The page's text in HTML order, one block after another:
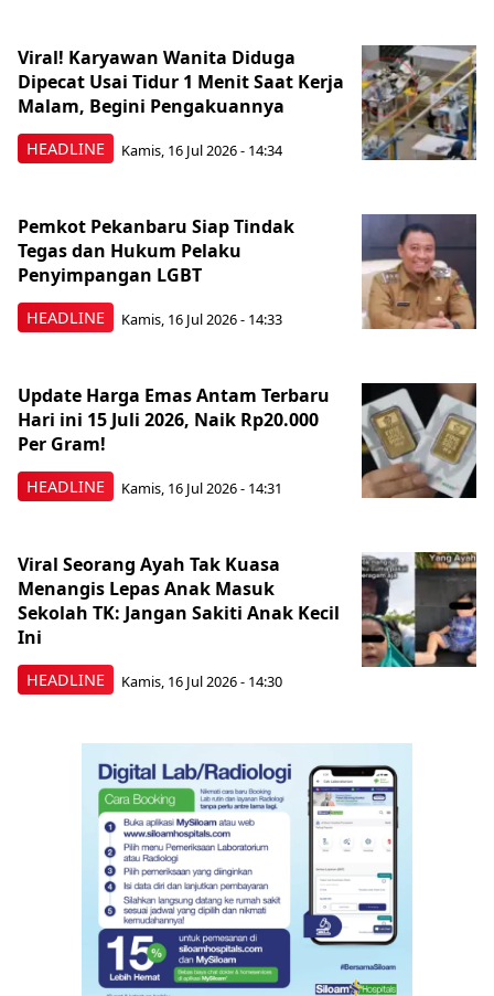
HEADLINE
Viral! Karyawan Wanita Diduga
Dipecat Usai Tidur 1 Menit Saat Kerja
Malam, Begini Pengakuannya
Kamis, 16 Jul 2026 - 14:34
HEADLINE
Pemkot Pekanbaru Siap Tindak
Tegas dan Hukum Pelaku
Penyimpangan LGBT
Kamis, 16 Jul 2026 - 14:33
HEADLINE
Update Harga Emas Antam Terbaru
Hari ini 15 Juli 2026, Naik Rp20.000
Per Gram!
Kamis, 16 Jul 2026 - 14:31
HEADLINE
Viral Seorang Ayah Tak Kuasa
Menangis Lepas Anak Masuk
Sekolah TK: Jangan Sakiti Anak Kecil
Ini
Kamis, 16 Jul 2026 - 14:30